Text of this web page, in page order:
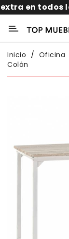
Categoría
Salón
Comedor
Inicio Oficina
Colón